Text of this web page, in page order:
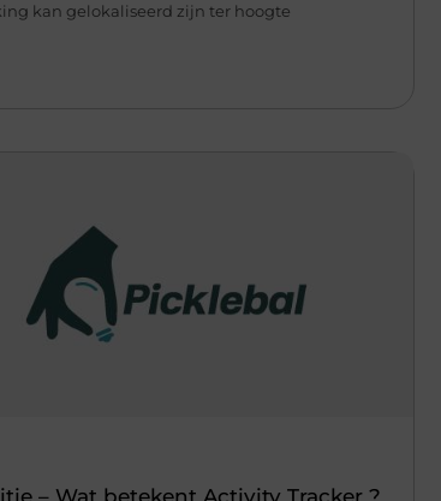
kan gelokaliseerd zijn ter hoogte
– Wat betekent Activity Tracker ?